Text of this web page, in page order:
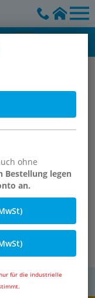
ohne
Bestellung legen
an.
für die industrielle
-10 °C